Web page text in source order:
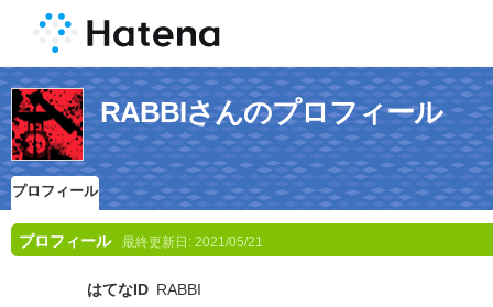
RABBIさんのプロフィール
プロフィール
プロフィール 最終更新日: 2021/05/21
はてなID RABBI